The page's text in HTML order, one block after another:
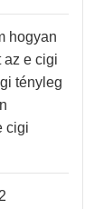
hogyan
az e cigi
tényleg
cigi